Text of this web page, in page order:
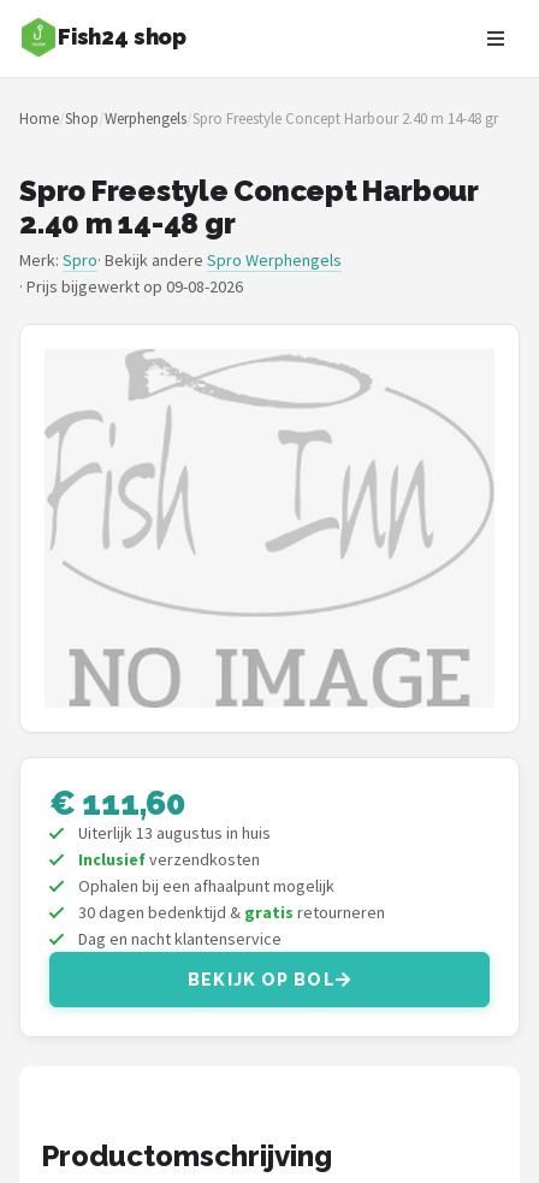
Fish24 shop
Zoeken
NAVIGATIE
Merken
Blog
Hengelsoorten
Hengels
Molens
Kunstaas
Shop
POPULAIRE MERKEN
Westin
Spro
Korda
Salmo
Rozemeijer
Home/Shop/Werphengels/Spro Freestyle Concept Harbour 2.40 m 14-48 gr
Spro Freestyle Concept Harbour
2.40 m 14-48 gr
Merk: Spro· Bekijk andere Spro Werphengels
· Prijs bijgewerkt op 09-08-2026
€ 111,60
Uiterlijk 13 augustus in huis
Inclusiefverzendkosten
Ophalen bij een afhaalpunt mogelijk
30 dagen bedenktijd & gratis retourneren
Dag en nacht klantenservice
BEKIJK OP BOL
Productomschrijving